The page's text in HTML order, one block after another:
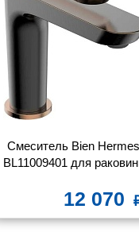
Смеситель Bien Hermes
BL11009401 для
12 070